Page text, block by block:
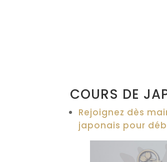
COURS DE
Rejoignez dès
japonais pour